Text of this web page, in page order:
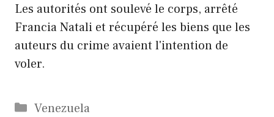
Les autorités ont soulevé le corps, arrêté
Francia Natali et récupéré les biens que les
auteurs du crime avaient l'intention de
voler.
Catégories
Venezuela